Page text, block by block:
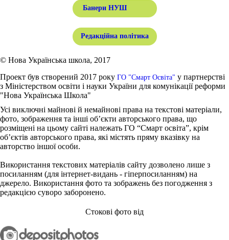
Банери НУШ
Редакційна політика
© Нова Українська школа, 2017
Проект був створений 2017 року ГО "Смарт Освіта" у партнерстві
з Міністерством освіти і науки України для комунікації реформи
"Нова Українська Школа"
Усі виключні майнові й немайнові права на текстові матеріали,
фото, зображення та інші об’єкти авторського права, що
розміщені на цьому сайті належать ГО “Смарт освіта”, крім
об’єктів авторського права, які містять пряму вказівку на
авторство іншої особи.
Використання текстових матеріалів сайту дозволено лише з
посиланням (для інтернет-видань - гіперпосиланням) на
джерело. Використання фото та зображень без погодження з
редакцією суворо заборонено.
Стокові фото від